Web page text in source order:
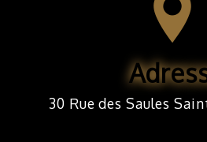
30 Rue des Saules